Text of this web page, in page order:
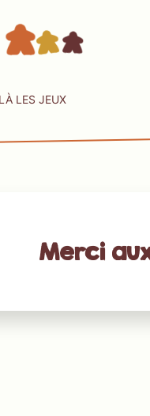
LES JEUX
Merci